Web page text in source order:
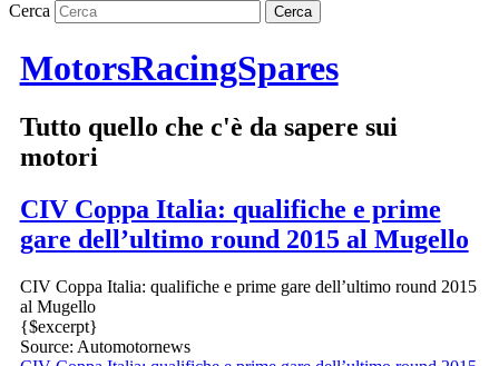
Cerca
MotorsRacingSpares
Tutto quello che c'è da sapere sui
motori
CIV Coppa Italia: qualifiche e prime
gare dell’ultimo round 2015 al Mugello
CIV Coppa Italia: qualifiche e prime gare dell’ultimo round 2015
al Mugello
{$excerpt}
Source: Automotornews